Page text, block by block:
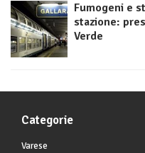
Fumogeni e
stazione:
Verde
Categorie
Varese